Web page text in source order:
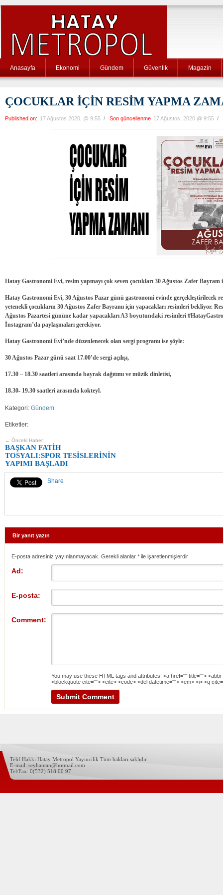
Anasayfa Ekonomi Gündem Güvenlik Magazin
ÇOCUKLAR İÇİN RESİM YAPMA
Published on: 17 Ağustos 2020, @ 9:55 / Son güncellenme 17 Ağustos, 2020 @ 9:55 /
Hatay Gastronomi Evi, resim yapmayı çok seven çocukları 30 Ağustos Zafer
Hatay Gastronomi Evi, 30 Ağustos Pazar günü gastronomi evinde gerçekleştirilecek
yetenekli çocukların 30 Ağustos Zafer Bayramı için yapacakları resimleri bekliyor.
Ağustos Pazartesi gününe kadar yapacakları A3 boyutundaki resimleri
İnstagram’da paylaşmaları gerekiyor.
Hatay Gastronomi Evi’nde düzenlenecek olan sergi programı ise şöyle:
30 Ağustos Pazar günü saat 17.00’de sergi açılışı,
17.30 – 18.30 saatleri arasında bayrak dağıtımı ve müzik dinletisi,
18.30- 19.30 saatleri arasında kokteyl.
Kategori: Gündem
Etiketler:
← Önceki Haber
BAŞKAN FATİH
TOSYALI:SPOR TESİSLERİNİN
YAPIMI BAŞLADI
Share
Bir yanıt yazın
E-posta adresiniz yayınlanmayacak. Gerekli alanlar * ile işaretlenmişlerdir
Ad:
E-posta:
Comment:
You may use these HTML tags and attributes: <a href="" title="">
<blockquote cite=""> <cite> <code> <del datetime=""> <em> <i> <q
Telif Hakki Hatay Metropol Yayincilik Tüm hakları saklıdır.
E-mail: seyhantan@hotmail.com
Tel/Fax: 0(532) 518 00 97